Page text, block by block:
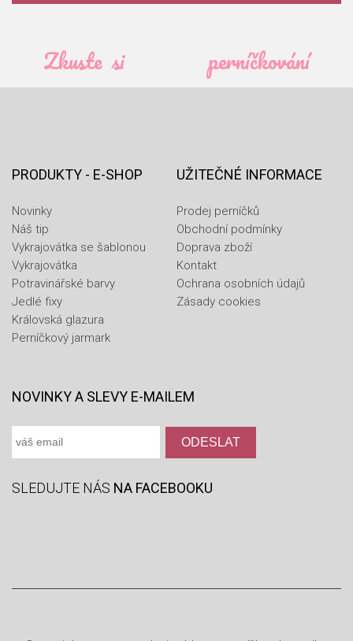
Zkuste si perníčkování
PRODUKTY - E-SHOP
Novinky
Náš tip
Vykrajovátka se šablonou
Vykrajovátka
Potravinářské barvy
Jedlé fixy
Královská glazura
Perníčkový jarmark
UŽITEČNÉ INFORMACE
Prodej perníčků
Obchodní podmínky
Doprava zboží
Kontakt
Ochrana osobních údajů
Zásady cookies
NOVINKY A SLEVY E-MAILEM
SLEDUJTE NÁS NA FACEBOOKU